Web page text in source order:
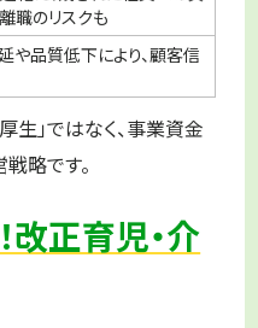
職のリスクも
や品質低下により、顧客信
」ではなく、事業資金
略です。
正育児・介